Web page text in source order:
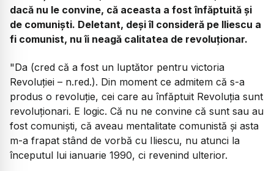
dacă nu le convine, că aceasta a fost înfăptuită și
de comuniști. Deletant, deși îl consideră pe Iliescu a
fi comunist, nu îi neagă calitatea de revoluționar.
"Da (cred că a fost un luptător pentru victoria
Revoluției – n.red.). Din moment ce admitem că s-a
produs o revoluție, cei care au înfăptuit Revoluția sunt
revoluționari. E logic. Că nu ne convine că sunt sau au
fost comuniști, că aveau mentalitate comunistă și asta
m-a frapat stând de vorbă cu Iliescu, nu atunci la
începutul lui ianuarie 1990, ci revenind ulterior.